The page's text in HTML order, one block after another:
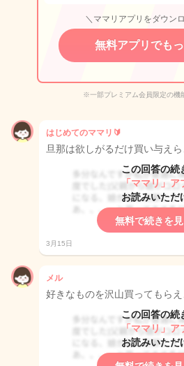
＼ママリアプリをダウン
無料アプリでも
※一部プレミアム会員限定の機
はじめてのママリ🔰
旦那は欲しがるだけ買い与えら
この回答の続
「ママリ」ア
お読みいただ
無料で続きを
3月15日
メル
好きなものを沢山買ってもらえ
この回答の続
「ママリ」ア
お読みいただ